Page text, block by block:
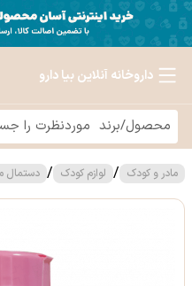
داروخانه آنلاین بیا دارو
مادر و کودک / لوازم کودک / دستمال